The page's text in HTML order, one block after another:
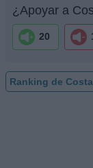
¿Apoyar a
20
Ranking de